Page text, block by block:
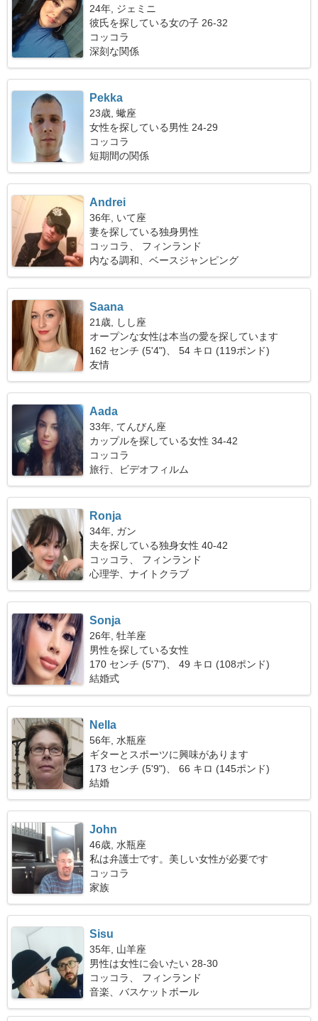
24年, ジェミニ
彼氏を探している女の子 26-32
コッコラ
深刻な関係
Pekka
23歳, 蠍座
女性を探している男性 24-29
コッコラ
短期間の関係
Andrei
36年, いて座
妻を探している独身男性
コッコラ、 フィンランド
内なる調和、ベースジャンピング
Saana
21歳, しし座
オープンな女性は本当の愛を探しています
162 センチ (5'4")、 54 キロ (119ポンド)
友情
Aada
33年, てんびん座
カップルを探している女性 34-42
コッコラ
旅行、ビデオフィルム
Ronja
34年, ガン
夫を探している独身女性 40-42
コッコラ、 フィンランド
心理学、ナイトクラブ
Sonja
26年, 牡羊座
男性を探している女性
170 センチ (5'7")、 49 キロ (108ポンド)
結婚式
Nella
56年, 水瓶座
ギターとスポーツに興味があります
173 センチ (5'9")、 66 キロ (145ポンド)
結婚
John
46歳, 水瓶座
私は弁護士です。美しい女性が必要です
コッコラ
家族
Sisu
35年, 山羊座
男性は女性に会いたい 28-30
コッコラ、 フィンランド
音楽、バスケットボール